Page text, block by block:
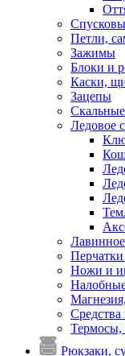
Петли,
Зажимы
Блоки и
Каски,
Зацепы
Ледовое
Перчатки
Ножи и
Средства
Термосы,
Рюкзаки,